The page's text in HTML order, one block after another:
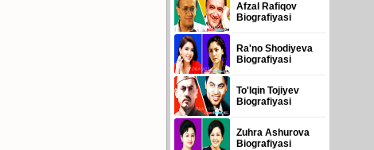
Afzal Rafiqov
Biografiyasi
Ra'no Shodiyeva
Biografiyasi
To'lqin Tojiyev
Biografiyasi
Zuhra Ashurova
Biografiyasi